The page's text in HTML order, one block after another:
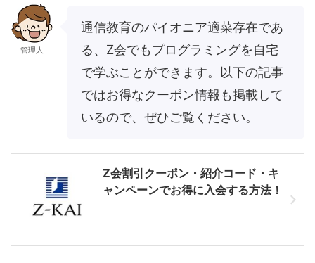
管理人
通信教育のパイオニア適菜存在であ
る、Z会でもプログラミングを自宅
で学ぶことができます。以下の記事
ではお得なクーポン情報も掲載して
いるので、ぜひご覧ください。
Z会割引クーポン・紹介コード・キ
ャンペーンでお得に入会する方法！